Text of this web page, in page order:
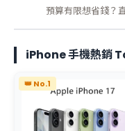
預算有限想省錢？
iPhone 手機熱銷
👑 No.1